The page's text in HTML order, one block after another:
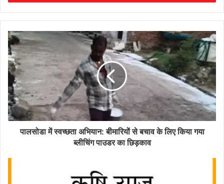
​पालसोडा में स्वच्छता अभियान: बीमारियों से बचाव के लिए किया गया
ब्लीचिंग पाउडर का छिड़काव